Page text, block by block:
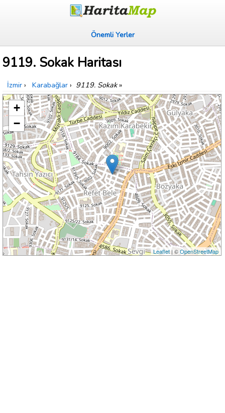
Önemli Yerler
9119. Sokak Haritası
İzmir › Karabağlar › 9119. Sokak»
+
−
Leaflet| ©OpenStreetMap